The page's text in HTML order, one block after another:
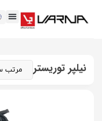
نیلپر توریستر